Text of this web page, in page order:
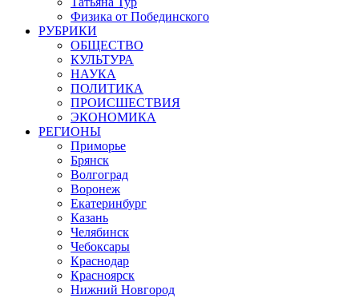
Физика от Побединского
РУБРИКИ
ОБЩЕСТВО
КУЛЬТУРА
НАУКА
ПОЛИТИКА
ПРОИСШЕСТВИЯ
ЭКОНОМИКА
РЕГИОНЫ
Приморье
Брянск
Волгоград
Воронеж
Екатеринбург
Казань
Челябинск
Чебоксары
Краснодар
Красноярск
Нижний Новгород